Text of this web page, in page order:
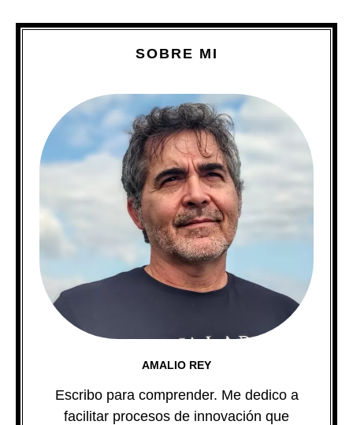
SOBRE MI
AMALIO REY
Escribo para comprender. Me dedico a
facilitar procesos de innovación que